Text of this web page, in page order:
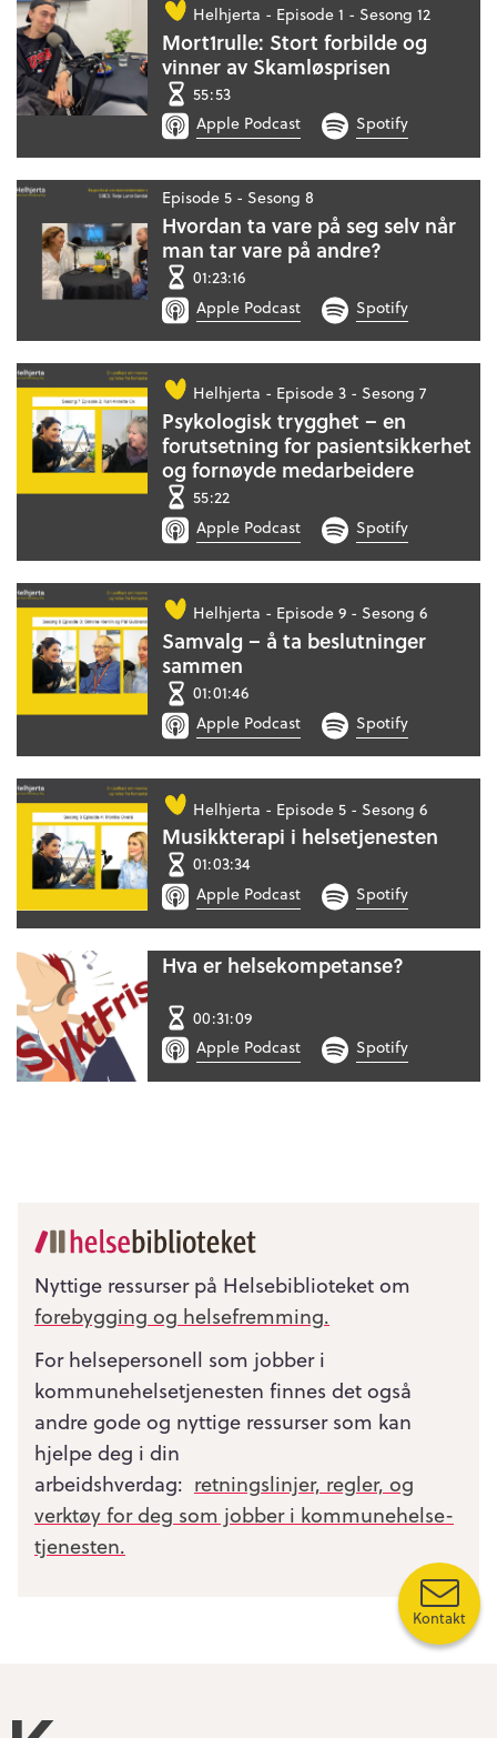
Helhjerta - Episode 1 - Sesong 12
Mort1rulle: Stort forbilde og
vinner av Skamløsprisen
55:53
Apple Podcast
Spotify
Episode 5 - Sesong 8
Hvordan ta vare på seg selv når
man tar vare på andre?
01:23:16
Apple Podcast
Spotify
Helhjerta - Episode 3 - Sesong 7
Psykologisk trygghet – en
forutsetning for pasientsikkerhet
og fornøyde medarbeidere
55:22
Apple Podcast
Spotify
Helhjerta - Episode 9 - Sesong 6
Samvalg – å ta beslutninger
sammen
01:01:46
Apple Podcast
Spotify
Helhjerta - Episode 5 - Sesong 6
Musikkterapi i helsetjenesten
01:03:34
Apple Podcast
Spotify
Hva er helsekompetanse?
00:31:09
Apple Podcast
Spotify
Nyttige ressurser på Helsebiblioteket om
forebygging og helsefremming.
For helsepersonell som jobber i
kommunehelsetjenesten finnes det også
andre gode og nyttige ressurser som kan
hjelpe deg i din
arbeidshverdag: retningslinjer, regler, og
verktøy for deg som jobber i kommunehelse­
tjenesten.
Kompetansebroen
Kontakt